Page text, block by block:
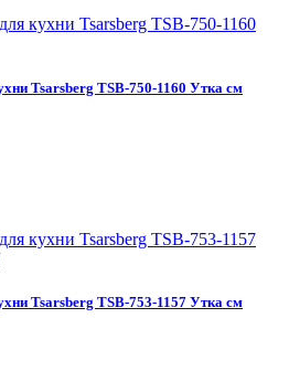
Tsarsberg TSB-750-1160 Утка см
Tsarsberg TSB-753-1157 Утка см